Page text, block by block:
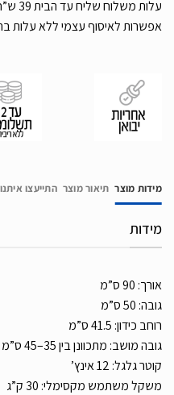
אפשרות לאיסוף עצמי ללא עלות
מידות מוצר תיאור מוצר התייעצו איתנו
מידות
אורך: 90 ס”מ
גובה: 50 ס”מ
רוחב כידון: 41.5 ס”מ
גובה מושב: מתכוונן בין 35–45 ס”מ
קוטר גלגל: 12 אינץ’
משקל משתמש מקסימלי: 30 ק”ג